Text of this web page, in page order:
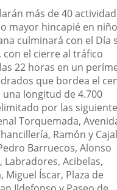
más de 40
mayor hincapié en
culminará con el Día
con el cierre al tráfico
22 horas en un
que bordea el
longitud de 4.700
por las
Torquemada,
Ramón y
Barruecos, Alonso
Labradores, Acibelas,
Miguel Íscar, Plaza de